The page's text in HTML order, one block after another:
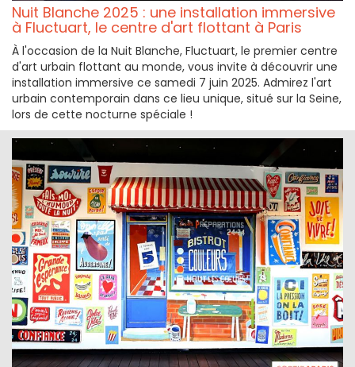
Nuit Blanche 2025 : une installation immersive
à Fluctuart, le centre d'art flottant à Paris
À l'occasion de la Nuit Blanche, Fluctuart, le premier centre
d'art urbain flottant au monde, vous invite à découvrir une
installation immersive ce samedi 7 juin 2025. Admirez l'art
urbain contemporain dans ce lieu unique, situé sur la Seine,
lors de cette nocturne spéciale !